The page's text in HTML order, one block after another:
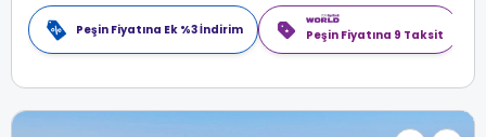
Peşin Fiyatına Ek %3 İndirim Peşin Fiyatına 9 Taksit